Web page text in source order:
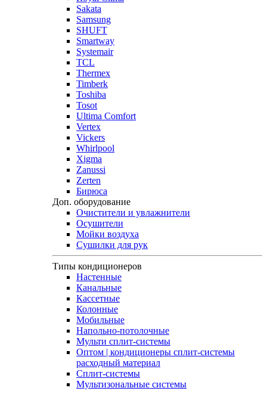
Sakata
Samsung
SHUFT
Smartway
Systemair
TCL
Thermex
Timberk
Toshiba
Tosot
Ultima Comfort
Vertex
Vickers
Whirlpool
Xigma
Zanussi
Zerten
Бирюса
Доп. оборудование
Очистители и увлажнители
Осушители
Мойки воздуха
Сушилки для рук
Типы кондиционеров
Настенные
Канальные
Кассетные
Колонные
Мобильные
Напольно-потолочные
Мульти сплит-системы
Оптом | кондиционеры сплит-системы
расходный материал
Сплит-системы
Мультизональные системы